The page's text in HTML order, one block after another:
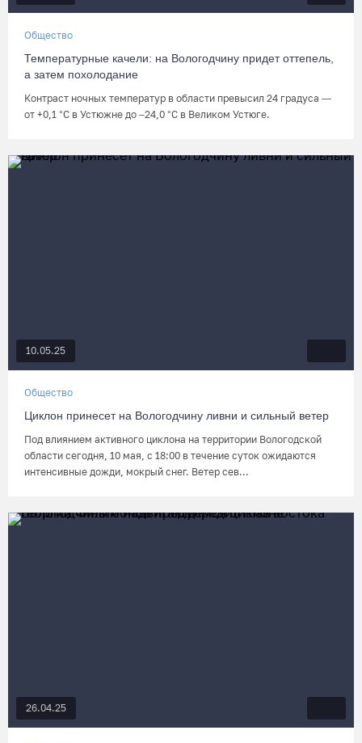
Общество
Температурные качели: на Вологодчину придет оттепель,
а затем похолодание
Контраст ночных температур в области превысил 24 градуса —
от +0,1 °C в Устюжне до –24,0 °C в Великом Устюге.
10.05.25
Общество
Циклон принесет на Вологодчину ливни и сильный ветер
Под влиянием активного циклона на территории Вологодской
области сегодня, 10 мая, с 18:00 в течение суток ожидаются
интенсивные дожди, мокрый снег. Ветер сев...
26.04.25